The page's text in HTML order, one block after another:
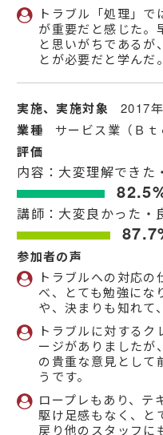
トラブル「処理」
が重要だと感じた。
と思いがちであるが
とが必要だと学んだ。
実施、実施対象
業種 サービス業（Ｂｔ
評価
内容：大変理解できた
講師：大変良かった・
参加者の声
トラブルへの対応
べ、とても勉強にな
や、決まりも知れて
トラブルに対する
ージがありましたが
の貴重な意見として
うです。
ロープレもあり、テ
駆け足感もなく、と
戻り他のスタッフに